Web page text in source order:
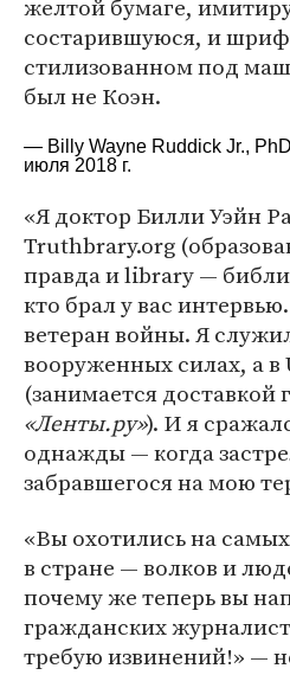
желтой бумаге,
состарившуюся, и
стилизованном под
был не Коэн.
— Billy Wayne Ruddick Jr.,
июля 2018 г.
«Я доктор Билли Уэйн
Truthbrary.org
правда и library —
кто брал у вас
ветеран войны. Я
вооруженных силах, а в
(занимается доставкой
«Ленты.ру»). И я
однажды — когда
забравшегося на мою
«Вы охотились на
в стране — волков и
почему же теперь вы
гражданских
требую извинений!» —